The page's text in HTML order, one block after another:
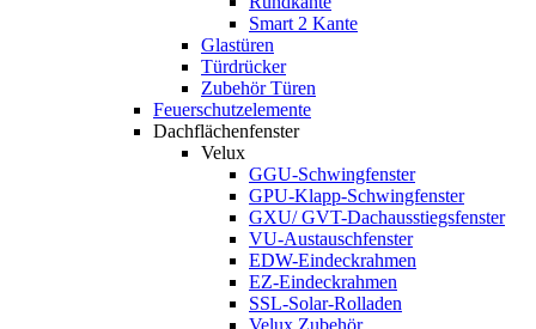
Smart 2 Kante
Glastüren
Türdrücker
Zubehör Türen
Feuerschutzelemente
Dachflächenfenster
Velux
GGU-Schwingfenster
GPU-Klapp-Schwingfenster
GXU/ GVT-Dachausstiegsfenster
VU-Austauschfenster
EDW-Eindeckrahmen
EZ-Eindeckrahmen
SSL-Solar-Rolladen
Velux Zubehör